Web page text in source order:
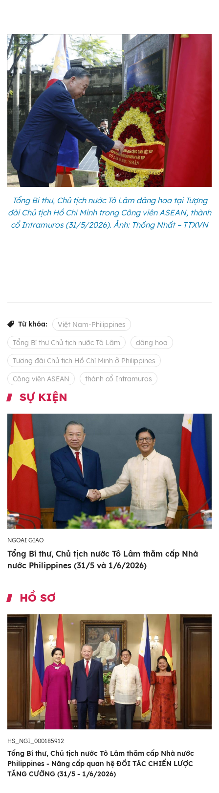
Tổng Bí thư, Chủ tịch nước Tô Lâm dâng hoa tại Tượng
đài Chủ tịch Hồ Chí Minh trong Công viên ASEAN, thành
cổ Intramuros (31/5/2026). Ảnh: Thống Nhất – TTXVN
Từ khóa: Việt Nam-Philippines
Tổng Bí thư Chủ tịch nước Tô Lâm dâng hoa
Tượng đài Chủ tịch Hồ Chí Minh ở Philippines
Công viên ASEAN thành cổ Intramuros
SỰ KIỆN
NGOẠI GIAO
Tổng Bí thư, Chủ tịch nước Tô Lâm thăm cấp Nhà
nước Philippines (31/5 và 1/6/2026)
HỒ SƠ
HS_NGI_000185912
Tổng Bí thư, Chủ tịch nước Tô Lâm thăm cấp Nhà nước
Philippines - Nâng cấp quan hệ ĐỐI TÁC CHIẾN LƯỢC
TĂNG CƯỜNG (31/5 - 1/6/2026)